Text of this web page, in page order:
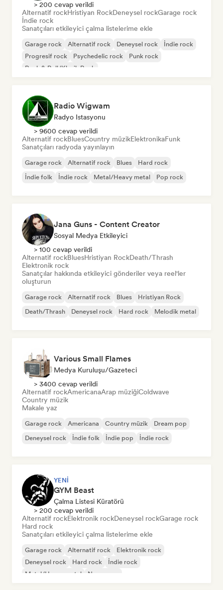
> 200 cevap verildi
Alternatif rockHristiyan RockDeneysel rockGarage rock
İndie rock
Sanatçıları etkileyici çalma listelerime ekle
Garage rock Alternatif rock Deneysel rock
İndie rock
Progresif rock
Psychedelic rock
Punk rock
Rock & Roll/Klasik Rock
Radio Wigwam
Radyo Istasyonu
> 9600 cevap verildi
Alternatif rockBluesCountry müzikElektronikaFunk
Sanatçıları radyoda yayınlayın
Garage rock Alternatif rock Blues
Hard rock
İndie folk
İndie rock Metal/Heavy metal Pop rock
Jana Guns - Content Creator
Sosyal Medya Etkileyici
> 100 cevap verildi
Alternatif rockBluesHristiyan RockDeath/Thrash
Elektronik rock
Sanatçılar hakkında etkileyici gönderiler veya reel'ler
oluşturun
Garage rock Alternatif rock Blues
Hristiyan Rock
Death/Thrash
Deneysel rock Hard rock Melodik metal
Various Small Flames
Medya Kuruluşu/Gazeteci
> 3400 cevap verildi
Alternatif rockAmericanaArap müziğiColdwave
Country müzik
Makale yaz
Garage rock Americana Country müzik
Dream pop
Deneysel rock
İndie folk İndie pop İndie rock
YENI
GYM Beast
Çalma Listesi Küratörü
> 200 cevap verildi
Alternatif rockElektronik rockDeneysel rockGarage rock
Hard rock
Sanatçıları etkileyici çalma listelerime ekle
Garage rock Alternatif rock
Elektronik rock
Deneysel rock
Hard rock
İndie rock
Metal/Heavy metal
New wave